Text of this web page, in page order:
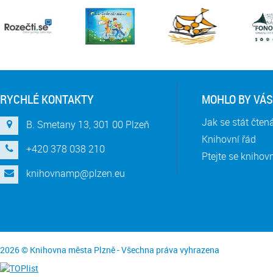
RYCHLÉ KONTAKTY
B. Smetany 13, 301 00 Plzeň
+420 378 038 210
knihovnamp@plzen.eu
MOHLO BY
Jak se stát
Knihovní řád
Ptejte se
2026 © Knihovna města Plzně - Všechna práva vyhrazena